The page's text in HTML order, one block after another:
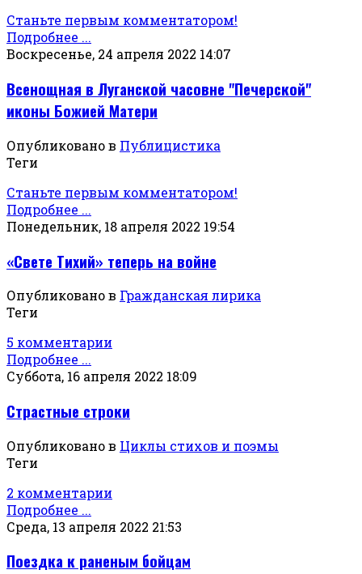
Станьте первым комментатором!
Подробнее ...
Воскресенье, 24 апреля 2022 14:07
Всенощная в Луганской часовне "Печерской"
иконы Божией Матери
Опубликовано в Публицистика
Теги
Станьте первым комментатором!
Подробнее ...
Понедельник, 18 апреля 2022 19:54
«Свете Тихий» теперь на войне
Опубликовано в Гражданская лирика
Теги
5 комментарии
Подробнее ...
Суббота, 16 апреля 2022 18:09
Страстные строки
Опубликовано в Циклы стихов и поэмы
Теги
2 комментарии
Подробнее ...
Среда, 13 апреля 2022 21:53
Поездка к раненым бойцам